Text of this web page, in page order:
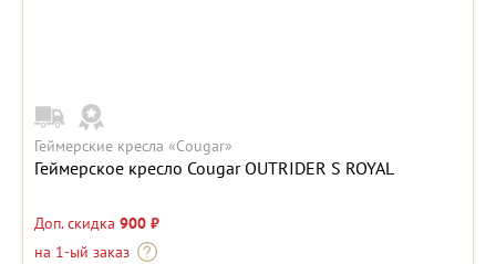
Геймерские кресла «Cougar»
Геймерское кресло Cougar OUTRIDER S ROYAL
Доп. скидка 900 ₽
на 1-ый заказ